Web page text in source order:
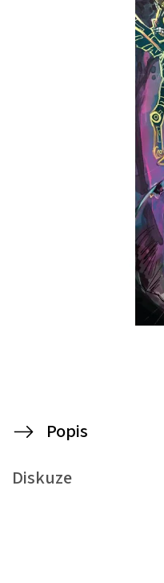
Popis
Diskuze